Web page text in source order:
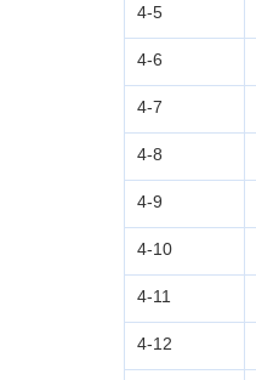
4-5
4-6
4-7
4-8
4-9
4-10
4-11
4-12